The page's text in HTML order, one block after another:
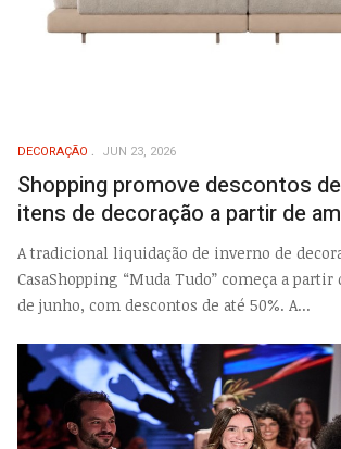
DECORAÇÃO JUN 23, 2026
Shopping promove descontos
itens de decoração a partir de
A tradicional liquidação de inverno de
CasaShopping “Muda Tudo” começa a partir
de junho, com descontos de até 50%. A...